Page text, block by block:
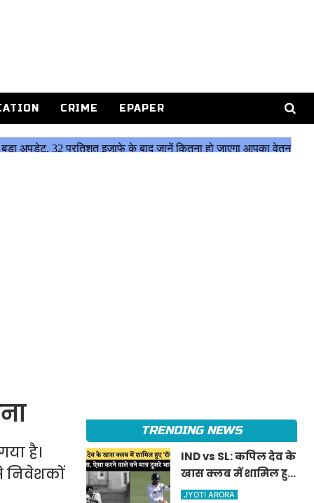
CRIME EPAPER
है।
निवेशकों
TRENDING NEWS
IND vs SL: कपिल देव के
खास क्लब में शामिल हुए
'रॉकस्टार' जडेजा, ऐसा
JYOTI ARORA